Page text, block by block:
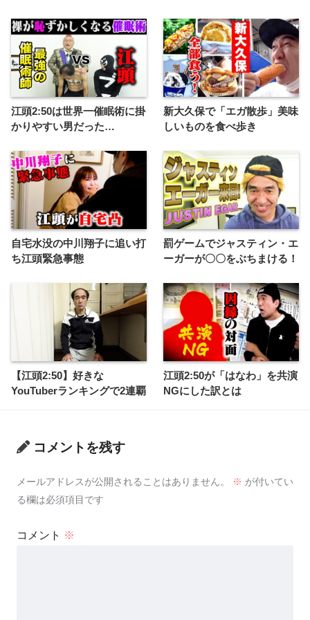
江頭2:50は世界一催眠術に掛
かりやすい男だった…
新大久保で「エガ散歩」美味
しいものを食べ歩き
自宅水没の中川翔子に追い打
ち江頭緊急事態
罰ゲームでジャスティン・エ
ーガーが〇〇をぶちまける！
【江頭2:50】好きな
YouTuberランキングで2連覇
江頭2:50が「はなわ」を共演
NGにした訳とは
コメントを残す
メールアドレスが公開されることはありません。 ※ が付いてい
る欄は必須項目です
コメント ※